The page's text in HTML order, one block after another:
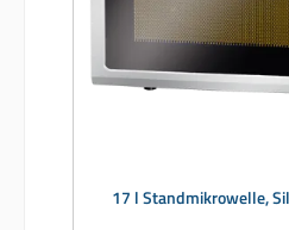
17 l Standmikrowelle,